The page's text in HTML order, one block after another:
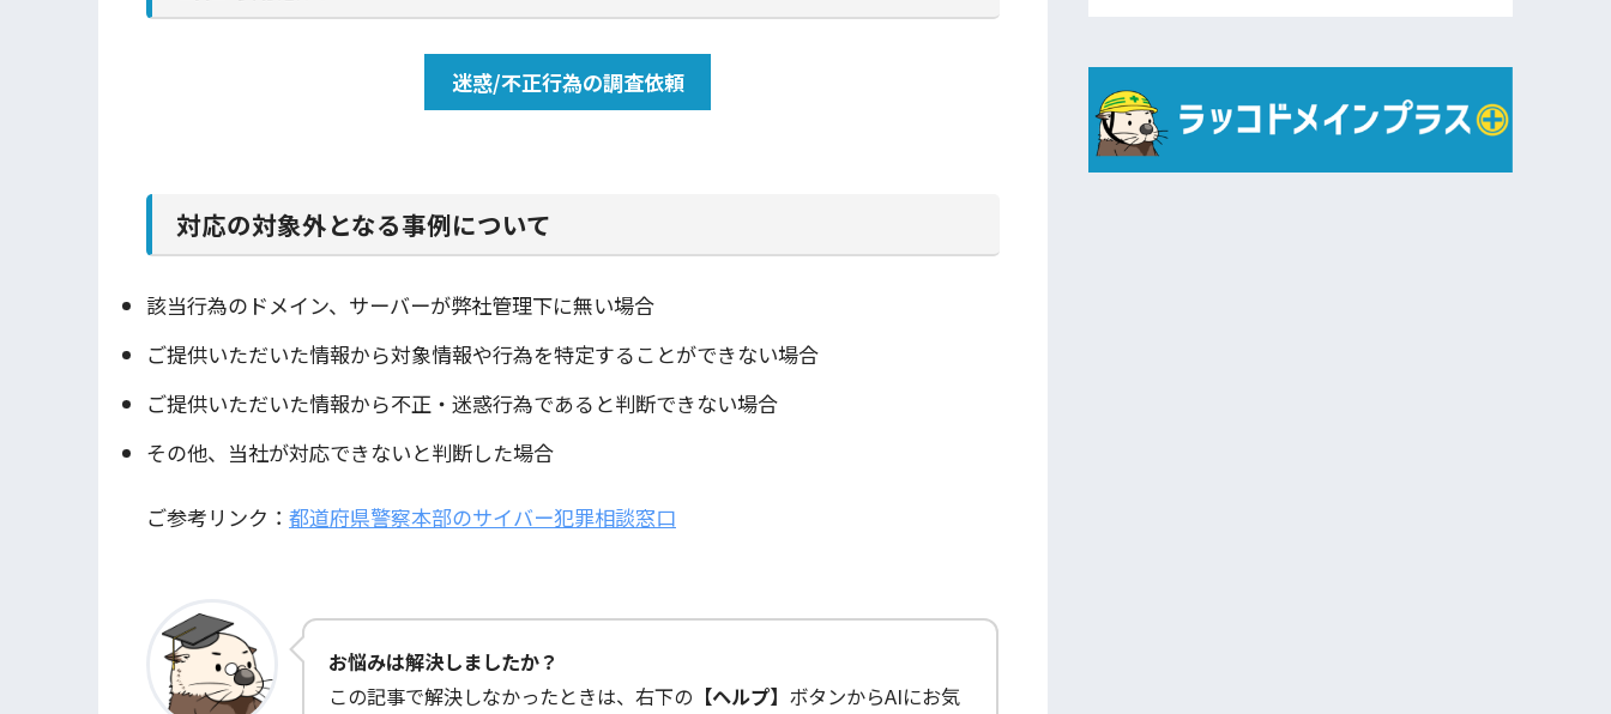
迷惑/不正行為の調査依頼
対応の対象外となる事例について
該当行為のドメイン、サーバーが弊社管理下に無い場合
ご提供いただいた情報から対象情報や行為を特定することができない場合
ご提供いただいた情報から不正・迷惑行為であると判断できない場合
その他、当社が対応できないと判断した場合
ご参考リンク： 都道府県警察本部のサイバー犯罪相談窓口
お悩みは解決しましたか？
この記事で解決しなかったときは、右下の 【ヘルプ】 ボタンからAIにお気